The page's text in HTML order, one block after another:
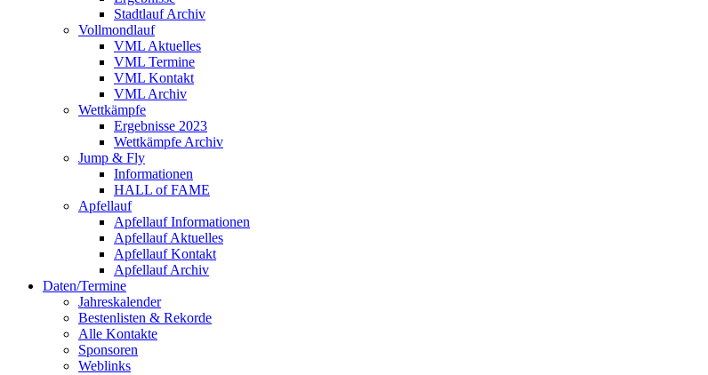
Stadtlauf Archiv
Vollmondlauf
VML Aktuelles
VML Termine
VML Kontakt
VML Archiv
Wettkämpfe
Ergebnisse 2023
Wettkämpfe Archiv
Jump & Fly
Informationen
HALL of FAME
Apfellauf
Apfellauf Informationen
Apfellauf Aktuelles
Apfellauf Kontakt
Apfellauf Archiv
Daten/Termine
Jahreskalender
Bestenlisten & Rekorde
Alle Kontakte
Sponsoren
Weblinks